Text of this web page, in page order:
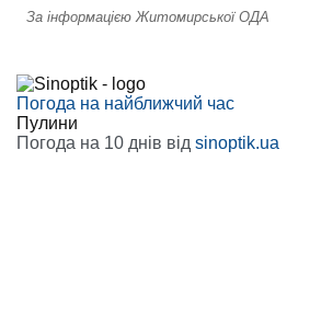
За інформацією Житомирської ОДА
Погода на найближчий час
Пулини
Погода на 10 днів від sinoptik.ua